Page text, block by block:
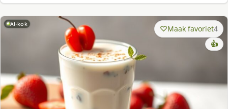
AI-kok Maak favoriet4
👍